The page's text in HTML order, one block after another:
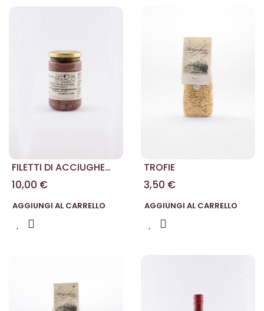
FILETTI DI ACCIUGHE
SOTT'OLIO 314 G
10,00 €
AGGIUNGI AL CARRELLO
TROFIE
3,50 €
AGGIUNGI AL CARRELLO